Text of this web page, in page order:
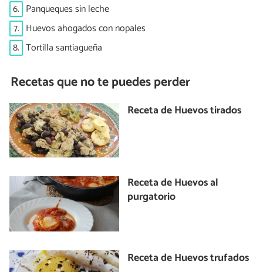
6. Panqueques sin leche
7. Huevos ahogados con nopales
8. Tortilla santiagueña
Recetas que no te puedes perder
Receta de Huevos tirados
Receta de Huevos al
purgatorio
Receta de Huevos trufados